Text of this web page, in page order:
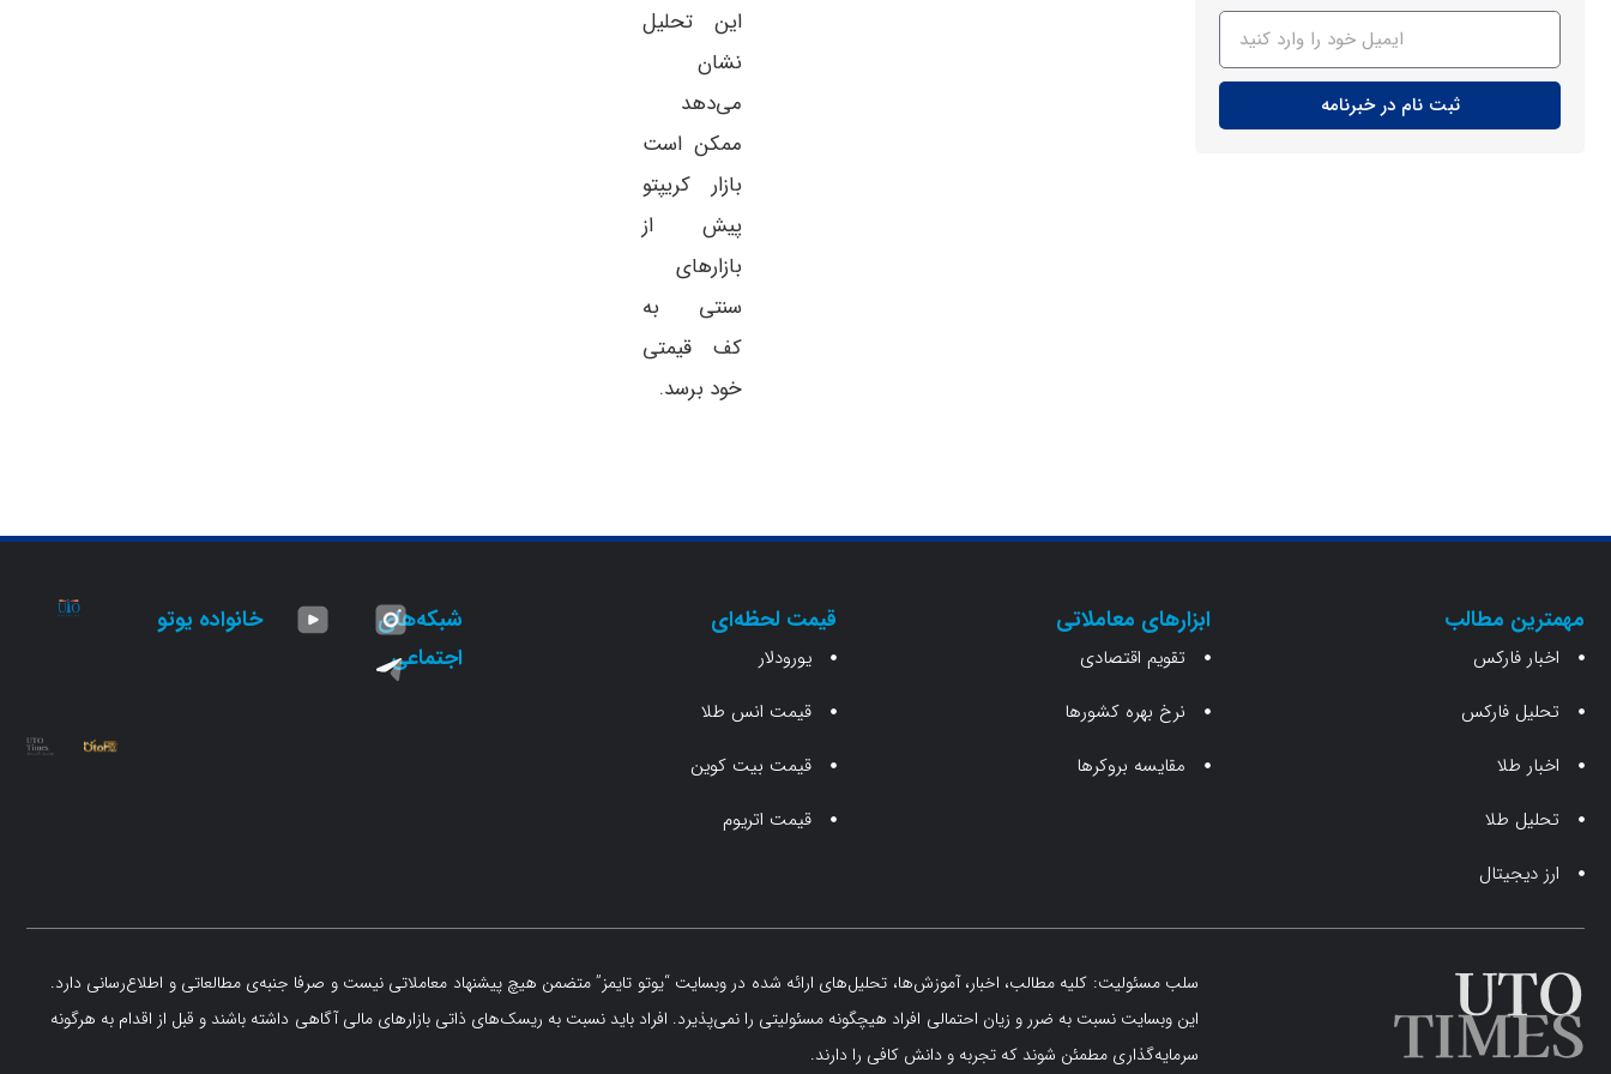
ثبت نام در خبرنامه
این تحلیل
نشان
می‌دهد
ممکن است
بازار کریپتو
پیش از
بازارهای
سنتی به
کف قیمتی
خود برسد.
مهمترین مطالب
اخبار فارکس
تحلیل فارکس
اخبار طلا
تحلیل طلا
ارز دیجیتال
ابزارهای معاملاتی
تقویم اقتصادی
نرخ بهره کشورها
مقایسه بروکرها
قیمت لحظه‌ای
یورودلار
قیمت انس طلا
قیمت بیت کوین
قیمت اتریوم
شبکه‌های
اجتماعی
خانواده یوتو
سلب مسئولیت: کلیه مطالب، اخبار، آموزش‌ها، تحلیل‌های ارائه شده در وبسایت “یوتو تایمز” متضمن هیچ پیشنهاد معاملاتی نیست و صرفا جنبه‌ی مطالعاتی و اطلاع‌رسانی دارد.
این وبسایت نسبت به ضرر و زیان احتمالی افراد هیچگونه مسئولیتی را نمی‌پذیرد. افراد باید نسبت به ریسک‌های ذاتی بازارهای مالی آگاهی داشته باشند و قبل از اقدام به هرگونه
سرمایه‌گذاری مطمئن شوند که تجربه و دانش کافی را دارند.